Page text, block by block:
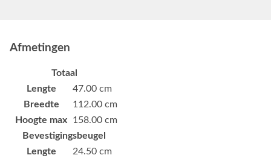
Afmetingen
Totaal
Lengte
47.00 cm
Breedte
112.00 cm
Hoogte max
158.00 cm
Bevestigingsbeugel
Lengte
24.50 cm